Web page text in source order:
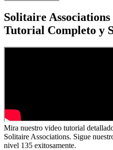
Solitaire
Tutorial Completo y
Mira nuestro video tutorial
Solitaire Associations. Sigue
nivel 135 exitosamente.